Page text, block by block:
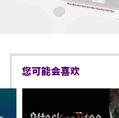
您可能会喜欢